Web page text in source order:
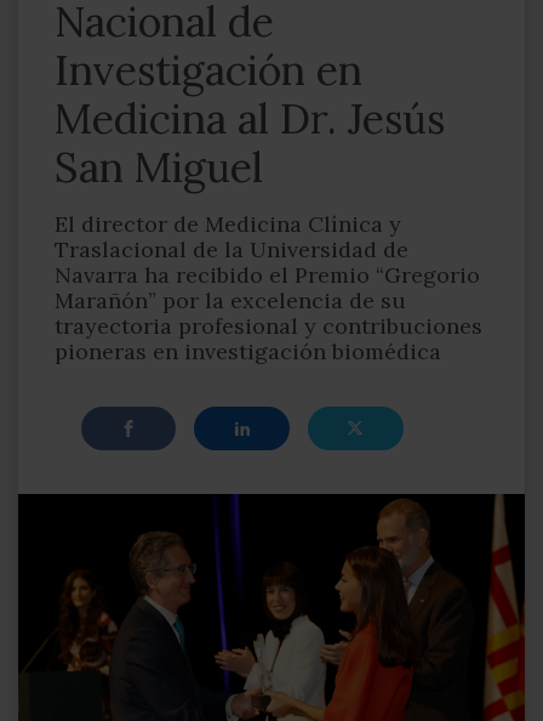
Nacional de
Investigación en
Medicina al Dr. Jesús
San Miguel
El director de Medicina Clínica y
Traslacional de la Universidad de
Navarra ha recibido el Premio “Gregorio
Marañón” por la excelencia de su
trayectoria profesional y contribuciones
pioneras en investigación biomédica